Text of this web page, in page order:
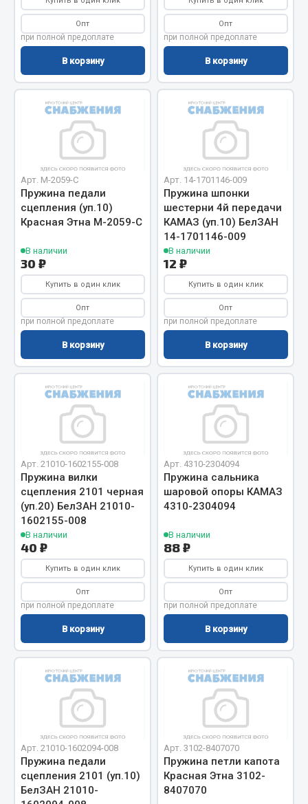
Весь раздел
Запчасти МАЗ
Система питания
Подвеска
Тормозная система
Окно ветровое
Двигатель
Электрооборудование
Показать ещё
Весь раздел
Запчасти Урал
Система питания
Система выпуска газа
Система охлаждения
Сцепление
Тормозная система
Показать ещё
Весь раздел
Запчасти ЯМЗ
Двигатель
Система питания
Система охлаждения
Коробка передач
Рулевое управление
Тормозная система
Весь раздел
Запчасти HOWO
Опт
при полной предоплате
В корзину
Опт
при полной предоплате
В корзину
Арт. М-2059-С
Пружина педали
сцепления (уп.10)
Красная Этна М-2059-С
В наличии
30 ₽
Купить в один клик
Опт
при полной предоплате
В корзину
Арт. 14-1701146-009
Пружина шпонки
шестерни 4й передачи
КАМАЗ (уп.10) БелЗАН
14-1701146-009
В наличии
12 ₽
Купить в один клик
Опт
при полной предоплате
В корзину
Арт. 21010-1602155-008
Пружина вилки
сцепления 2101 черная
(уп.20) БелЗАН 21010-
1602155-008
В наличии
40 ₽
Купить в один клик
Опт
при полной предоплате
В корзину
Арт. 4310-2304094
Пружина сальника
шаровой опоры КАМАЗ
4310-2304094
В наличии
88 ₽
Купить в один клик
Опт
при полной предоплате
В корзину
Арт. 21010-1602094-008
Пружина педали
сцепления 2101 (уп.10)
БелЗАН 21010-
Арт. 3102-8407070
Пружина петли капота
Красная Этна 3102-
8407070